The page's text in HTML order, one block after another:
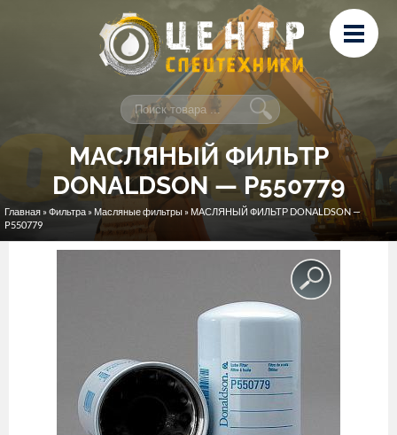
Перейти к основному содержанию
Лизинг
Сервис и ремонт
Контакты
МАСЛЯНЫЙ ФИЛЬТР
DONALDSON — P550779
Вы здесь
Главная »Фильтра » Масляные фильтры » МАСЛЯНЫЙ ФИЛЬТР DONALDSON —
P550779